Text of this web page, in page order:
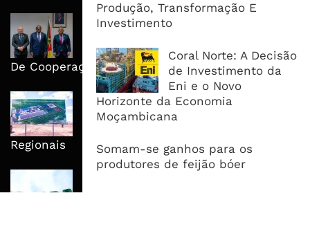
Produção, Transformação E
Investimento
Coral Norte: A Decisão
de Investimento da
Eni e o Novo
Horizonte da Economia
Moçambicana
Somam-se ganhos para os
produtores de feijão bóer
Moçambique E ECA Colocam
Execução No Centro Da Nova Agenda
De Cooperação
Nova Capacidade Cimenteira Coloca
Moçambique No Caminho Da Auto-
Regionais